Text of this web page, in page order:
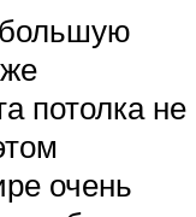
потолка не
очень